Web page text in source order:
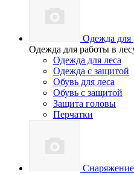
Одежда для
Одежда для работы в
Одежда для леса
Одежда с защитой
Обувь для леса
Обувь с защитой
Защита головы
Перчатки
Снаряжение